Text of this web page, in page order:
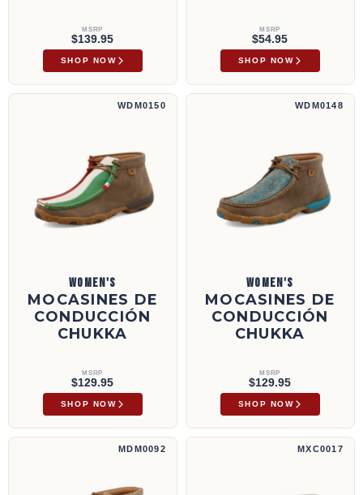
MSRP
$139.95
SHOP NOW
MSRP
$54.95
SHOP NOW
Mocasines de conducción Chukka | WDM0150
WDM0150
WOMEN'S
MOCASINES DE
CONDUCCIÓN
CHUKKA
MSRP
$129.95
SHOP NOW
Mocasines de conducción Chukka |
WDM0148
WOMEN'S
MOCASINES DE
CONDUCCIÓN
CHUKKA
MSRP
$129.95
SHOP NOW
Mocasines de conducción Chukka | MDM0092
MDM0092
Mocasines de conducción Chukka |
MXC0017